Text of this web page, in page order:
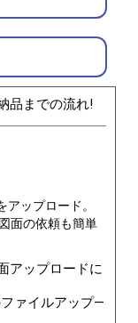
品までの流れ!
アップロード。
面の依頼も簡単
アップロードに
ァイルアップ―